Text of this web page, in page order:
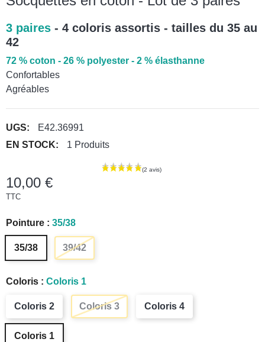
3 paires - 4 coloris assortis - tailles du 35 au
42
72 % coton - 26 % polyester - 2 % élasthanne
Confortables
Agréables
UGS:
E42.36991
EN STOCK:
1 Produits
10,00 €
TTC
Pointure : 35/38
35/38 39/42
Coloris : Coloris 1
Coloris 2 Coloris 3 Coloris 4
Coloris 1